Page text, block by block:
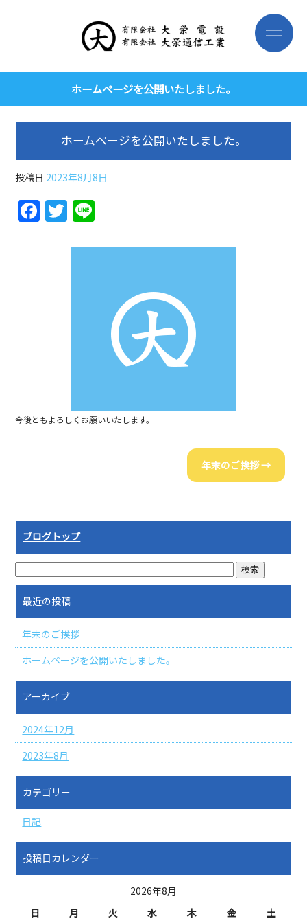
ホームページを公開いたしました。
ホームページを公開いたしました。
投稿日 2023年8月8日
Facebook
Twitter
今後ともよろしくお願いいたします。
年末のご挨拶→
ブログトップ
最近の投稿
年末のご挨拶
ホームページを公開いたしました。
アーカイブ
2024年12月
2023年8月
カテゴリー
日記
投稿日カレンダー
2026年8月
日
月 火 水 木 金 土